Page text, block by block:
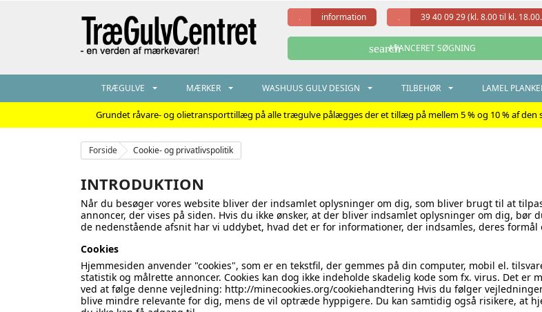
information 39 40 09 29(kl. 8.00 til kl.
searchAVANCERET SØGNING
TRÆGULVE MÆRKER WASHUUS GULV DESIGN TILBEHØR LAMEL
Grundet råvare- og olietransporttillæg på alle trægulve pålægges der et tillæg på mellem 5 % og 10 % af
Forside Cookie- og privatlivspolitik
INTRODUKTION
Når du besøger vores website bliver der indsamlet oplysninger om dig, som bliver brugt til at
annoncer, der vises på siden. Hvis du ikke ønsker, at der bliver indsamlet oplysninger om dig,
de nedenstående afsnit har vi uddybet, hvad det er for informationer, der indsamles, deres
Cookies
Hjemmesiden anvender "cookies", som er en tekstfil, der gemmes på din computer, mobil el.
statistik og målrette annoncer. Cookies kan dog ikke indeholde skadelig kode som fx. virus. Det
ved at følge denne vejledning: http://minecookies.org/cookiehandtering Hvis du følger
blive mindre relevante for dig, mens de vil optræde hyppigere. Du kan samtidig også risikere, at